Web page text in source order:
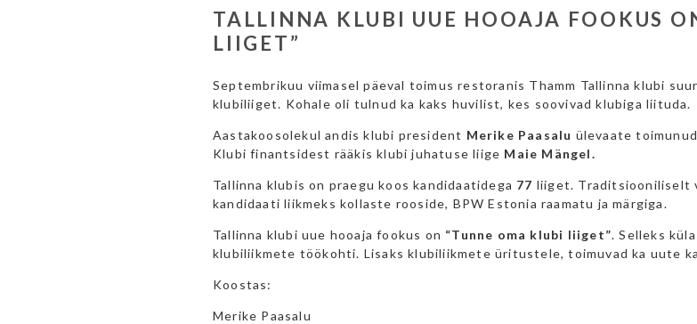
TALLINNA KLUBI UUE HOOAJA FOOKUS
LIIGET”
Septembrikuu viimasel päeval toimus restoranis Thamm Tallinna klubi
klubiliiget. Kohale oli tulnud ka kaks huvilist, kes soovivad klubiga liituda.
Aastakoosolekul andis klubi president Merike Paasalu ülevaate
Klubi finantsidest rääkis klubi juhatuse liige Maie Mängel.
Tallinna klubis on praegu koos kandidaatidega 77 liiget. Traditsiooniliselt
kandidaati liikmeks kollaste rooside, BPW Estonia raamatu ja märgiga.
Tallinna klubi uue hooaja fookus on “Tunne oma klubi liiget”. Selleks
klubiliikmete töökohti. Lisaks klubiliikmete üritustele, toimuvad ka uute
Koostas:
Merike Paasalu